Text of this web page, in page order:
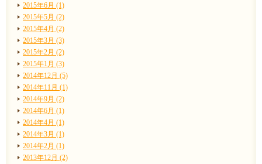
2015年6月 (1)
2015年5月 (2)
2015年4月 (2)
2015年3月 (3)
2015年2月 (2)
2015年1月 (3)
2014年12月 (5)
2014年11月 (1)
2014年9月 (2)
2014年6月 (1)
2014年4月 (1)
2014年3月 (1)
2014年2月 (1)
2013年12月 (2)